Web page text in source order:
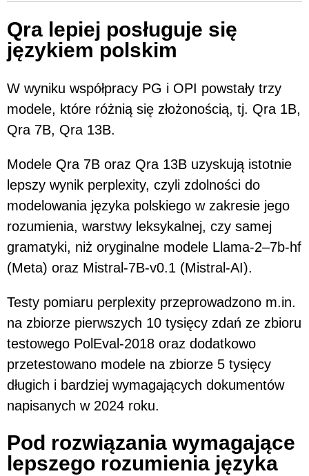
Qra lepiej posługuje się
językiem polskim
W wyniku współpracy PG i OPI powstały trzy
modele, które różnią się złożonością, tj. Qra 1B,
Qra 7B, Qra 13B.
Modele Qra 7B oraz Qra 13B uzyskują istotnie
lepszy wynik perplexity, czyli zdolności do
modelowania języka polskiego w zakresie jego
rozumienia, warstwy leksykalnej, czy samej
gramatyki, niż oryginalne modele Llama-2–7b-hf
(Meta) oraz Mistral-7B-v0.1 (Mistral-AI).
Testy pomiaru perplexity przeprowadzono m.in.
na zbiorze pierwszych 10 tysięcy zdań ze zbioru
testowego PolEval-2018 oraz dodatkowo
przetestowano modele na zbiorze 5 tysięcy
długich i bardziej wymagających dokumentów
napisanych w 2024 roku.
Pod rozwiązania wymagające
lepszego rozumienia języka